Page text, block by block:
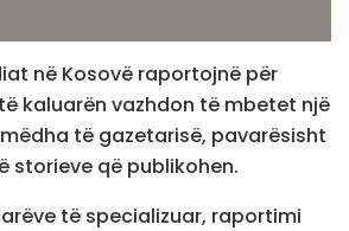
në Kosovë raportojnë për
kaluarën vazhdon të mbetet një
të gazetarisë, pavarësisht
storieve që publikohen.
të specializuar, raportimi